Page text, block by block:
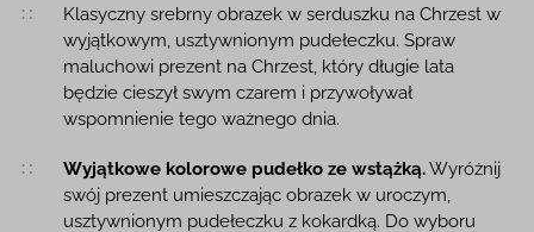
Opis produktu
Klasyczny srebrny obrazek w serduszku na Chrzest w
wyjątkowym, usztywnionym pudełeczku. Spraw
maluchowi prezent na Chrzest, który długie lata
będzie cieszył swym czarem i przywoływał
wspomnienie tego ważnego dnia.
Wyjątkowe kolorowe pudełko ze wstążką.Wyróżnij
swój prezent umieszczając obrazek w uroczym,
usztywnionym pudełeczku z kokardką. Do wyboru